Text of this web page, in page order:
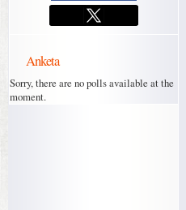
Anketa
Sorry, there are no polls available at the
moment.